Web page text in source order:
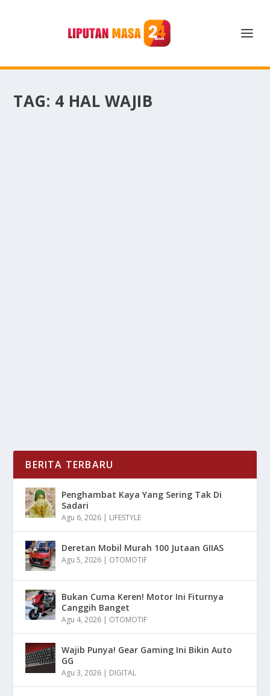
TAG: 4 HAL WAJIB
BERITA TERBARU
Penghambat Kaya Yang Sering Tak Di
Sadari
Agu 6, 2026 | LIFESTYLE
Deretan Mobil Murah 100 Jutaan GIIAS
Agu 5, 2026 | OTOMOTIF
Bukan Cuma Keren! Motor Ini Fiturnya
Canggih Banget
Agu 4, 2026 | OTOMOTIF
Wajib Punya! Gear Gaming Ini Bikin Auto
GG
Agu 3, 2026 | DIGITAL